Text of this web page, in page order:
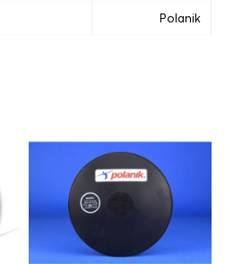
Polanik